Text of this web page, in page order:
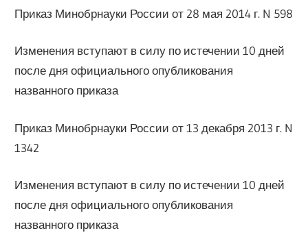
Приказ Минобрнауки России от 28 мая 2014 г. N 598
Изменения вступают в силу по истечении 10 дней
после дня официального опубликования
названного приказа
Приказ Минобрнауки России от 13 декабря 2013 г. N
1342
Изменения вступают в силу по истечении 10 дней
после дня официального опубликования
названного приказа